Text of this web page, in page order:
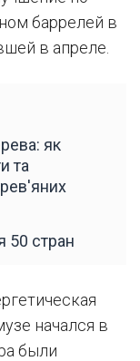
баррелей в
в апреле.
як
та
50 стран
начался в
были